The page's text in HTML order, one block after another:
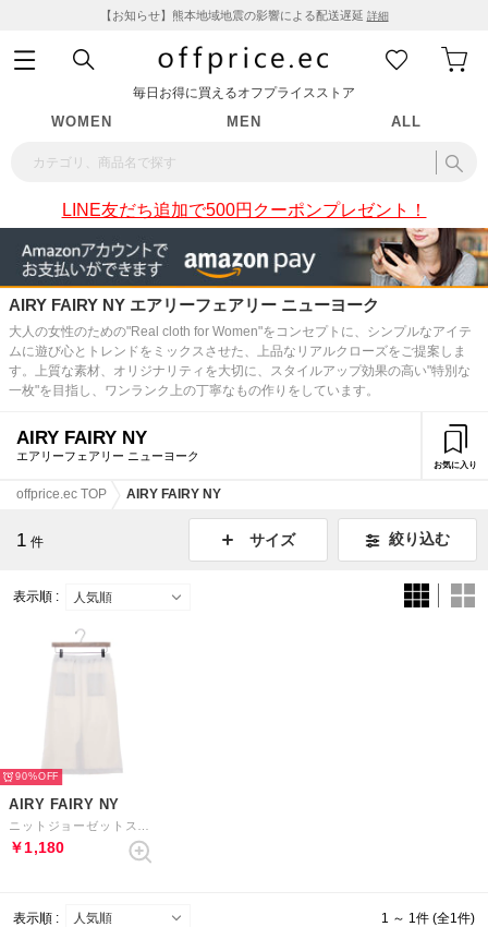
【お知らせ】熊本地域地震の影響による配送遅延 詳細
毎日お得に買えるオフプライスストア
WOMEN MEN ALL
LINE友だち追加で500円クーポンプレゼント！
AIRY FAIRY NY エアリーフェアリー ニューヨーク
大人の女性のための"Real cloth for Women"をコンセプトに、シンプルなアイテ
ムに遊び心とトレンドをミックスさせた、上品なリアルクローズをご提案しま
す。上質な素材、オリジナリティを大切に、スタイルアップ効果の高い"特別な
一枚"を目指し、ワンランク上の丁寧なもの作りをしています。
AIRY FAIRY NY
エアリーフェアリー ニューヨーク
お気に入り
offprice.ec TOP AIRY FAIRY NY
1 件 サイズ 絞り込む
表示順 :
90%
AIRY FAIRY NY
￥1,180
表示順 : 1 ～ 1件 (全1件)